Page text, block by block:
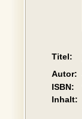
Titel:
Autor:
ISBN:
Inhalt: